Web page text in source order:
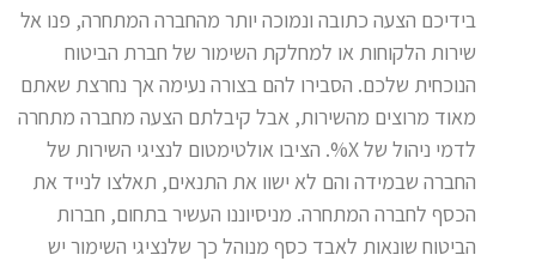
בידיכם הצעה כתובה ונמוכה יותר מהחברה המתחרה, פנו אל
שירות הלקוחות או למחלקת השימור של חברת הביטוח
הנוכחית שלכם. הסבירו להם בצורה נעימה אך נחרצת שאתם
מאוד מרוצים מהשירות, אבל קיבלתם הצעה מחברה מתחרה
לדמי ניהול של X%. הציבו אולטימטום לנציגי השירות של
החברה שבמידה והם לא ישוו את התנאים, תאלצו לנייד את
הכסף לחברה המתחרה. מניסיוננו העשיר בתחום, חברות
הביטוח שונאות לאבד כסף מנוהל כך שלנציגי השימור יש